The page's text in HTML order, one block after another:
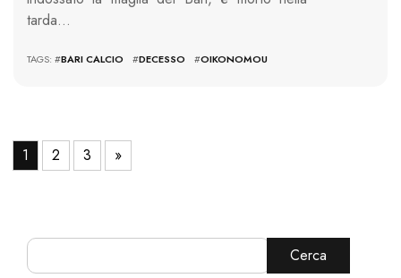
tarda…
TAGS: #BARI CALCIO #DECESSO #OIKONOMOU
1 2 3 »
Cerca